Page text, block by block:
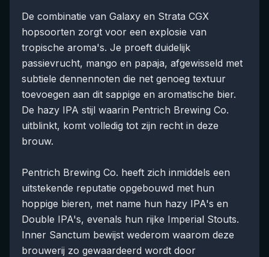
De combinatie van Galaxy en Strata CGX
hopsoorten zorgt voor een explosie van
tropische aroma's. Je proeft duidelijk
passievrucht, mango en papaja, afgewisseld met
subtiele dennennoten die net genoeg textuur
toevoegen aan dit sappige en aromatische bier.
De hazy IPA stijl waarin Pentrich Brewing Co.
uitblinkt, komt volledig tot zijn recht in deze
brouw.
Pentrich Brewing Co. heeft zich inmiddels een
uitstekende reputatie opgebouwd met hun
hoppige bieren, met name hun hazy IPA's en
Double IPA's, evenals hun rijke Imperial Stouts.
Inner Sanctum bewijst wederom waarom deze
brouwerij zo gewaardeerd wordt door